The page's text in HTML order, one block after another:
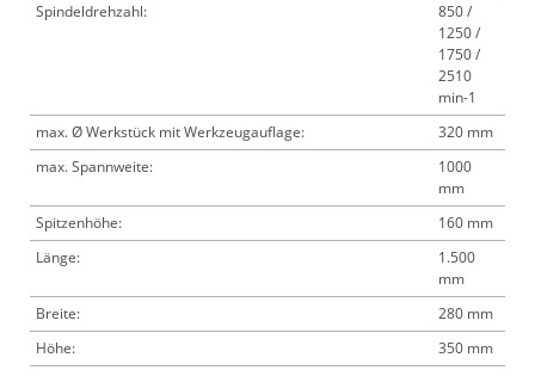
Spindeldrehzahl:
850 /
1250 /
1750 /
2510
min-1
max. Ø Werkstück mit Werkzeugauflage:
320 mm
max. Spannweite:
1000
mm
Spitzenhöhe:
160 mm
Länge:
1.500
mm
Breite:
280 mm
Höhe:
350 mm